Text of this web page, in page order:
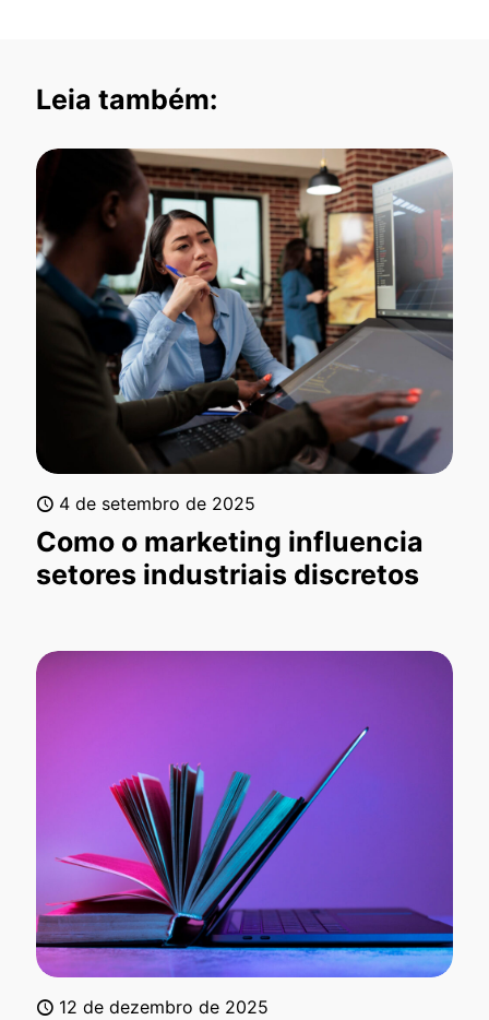
Leia também:
4 de setembro de 2025
Como o marketing influencia
setores industriais discretos
12 de dezembro de 2025